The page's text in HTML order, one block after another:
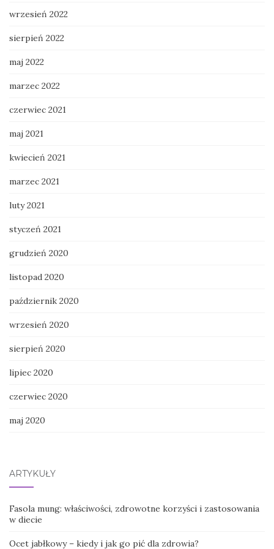
wrzesień 2022
sierpień 2022
maj 2022
marzec 2022
czerwiec 2021
maj 2021
kwiecień 2021
marzec 2021
luty 2021
styczeń 2021
grudzień 2020
listopad 2020
październik 2020
wrzesień 2020
sierpień 2020
lipiec 2020
czerwiec 2020
maj 2020
ARTYKUŁY
Fasola mung: właściwości, zdrowotne korzyści i zastosowania
w diecie
Ocet jabłkowy – kiedy i jak go pić dla zdrowia?